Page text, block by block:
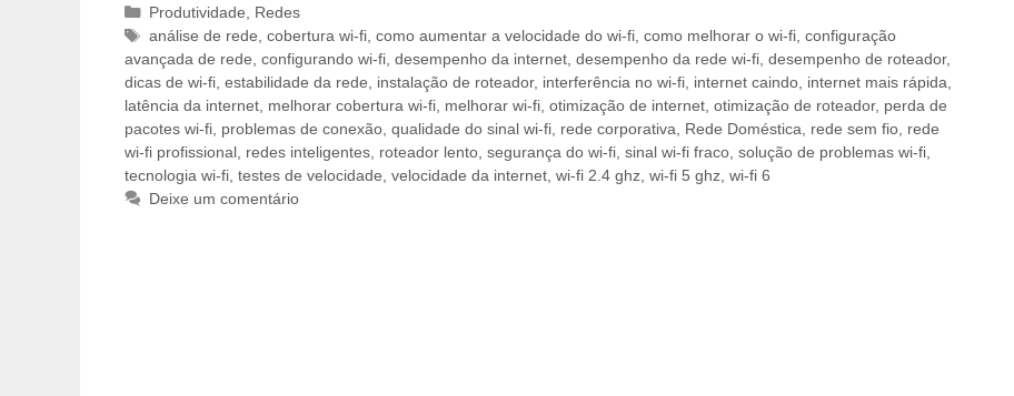
Categorias
Produtividade
Redes
Tags
análise de rede cobertura wi-fi, como aumentar a velocidade do wi-fi, como melhorar o wi-fi, configuração
avançada de rede configurando wi-fi desempenho da internet desempenho da rede wi-fi desempenho de roteador,
dicas de wi-fi estabilidade da rede instalação de roteador, interferência no wi-fi internet caindo internet mais rápida
latência da internet melhorar cobertura wi-fi melhorar wi-fi otimização de internet otimização de roteador, perda de
pacotes wi-fi problemas de conexão qualidade do sinal wi-fi rede corporativa Rede Doméstica rede sem fio rede
wi-fi profissional redes inteligentes roteador lento segurança do wi-fi sinal wi-fi fraco solução de problemas wi-fi
tecnologia wi-fi testes de velocidade velocidade da internet wi-fi 2.4 ghz wi-fi 5 ghz wi-fi 6
Deixe um comentário